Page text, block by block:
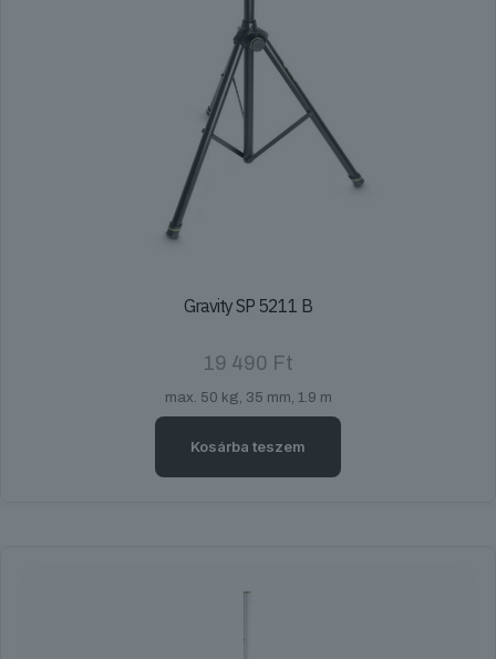
Gravity SP 5211 B
19 490 Ft
max. 50 kg, 35 mm, 1.9 m
Kosárba teszem